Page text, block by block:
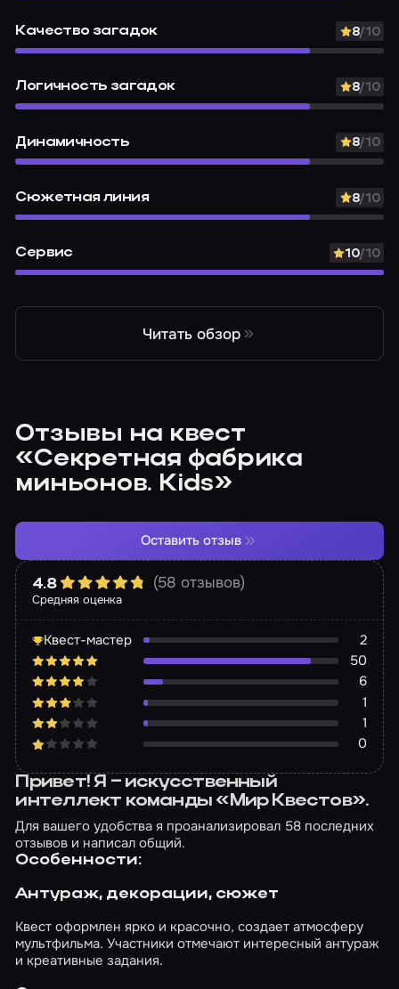
Качество загадок 8/10
Логичность загадок 8/10
Динамичность 8/10
Сюжетная линия 8/10
Сервис 10/10
Читать обзор
Отзывы на квест
«Секретная фабрика
миньонов. Kids»
Средняя оценка
4.8 (58 отзывов)
Квест-мастер
2
50
6
1
1
0
Оставить отзыв
Привет! Я – искусственный
интеллект команды «Мир Квестов».
Для вашего удобства я проанализировал 58 последних
отзывов и написал общий.
Особенности:
Антураж, декорации, сюжет
Квест оформлен ярко и красочно, создает атмосферу
мультфильма. Участники отмечают интересный антураж
и креативные задания.